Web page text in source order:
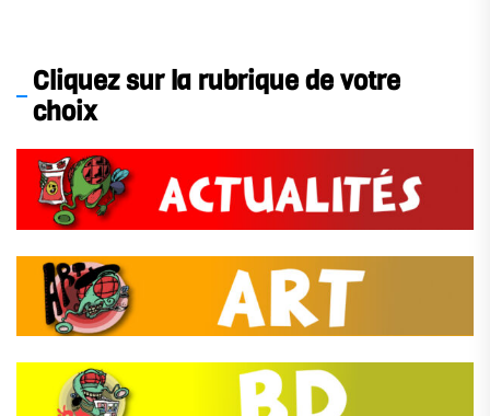
Cliquez sur la rubrique de votre
choix